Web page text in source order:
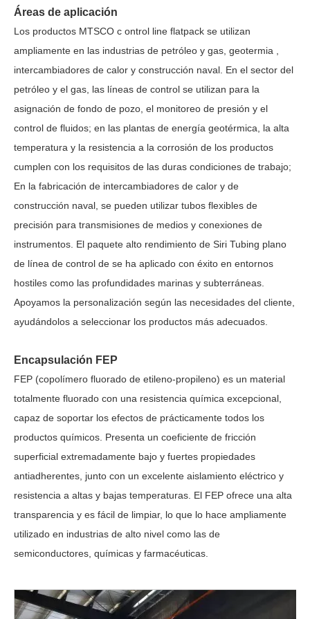
Áreas de aplicación
Los productos MTSCO c ontrol line flatpack se utilizan
ampliamente en las industrias de petróleo y gas, geotermia
intercambiadores de calor y construcción naval. En el sector del
petróleo y el gas, las líneas de control se utilizan para la
asignación de fondo de pozo, el monitoreo de presión y el
control de fluidos; en las plantas de energía geotérmica, la alta
temperatura y la resistencia a la corrosión de los productos
cumplen con los requisitos de las duras condiciones de trabajo;
En la fabricación de intercambiadores de calor y de
construcción naval, se pueden utilizar tubos flexibles de
precisión para transmisiones de medios y conexiones de
instrumentos. El paquete alto rendimiento de Siri Tubing plano
de línea de control de se ha aplicado con éxito en entornos
hostiles como las profundidades marinas y subterráneas.
Apoyamos la personalización según las necesidades del cliente,
ayudándolos a seleccionar los productos más adecuados.
Encapsulación FEP
FEP (copolímero fluorado de etileno-propileno) es un material
totalmente fluorado con una resistencia química excepcional,
capaz de soportar los efectos de prácticamente todos los
productos químicos. Presenta un coeficiente de fricción
superficial extremadamente bajo y fuertes propiedades
antiadherentes, junto con un excelente aislamiento eléctrico y
resistencia a altas y bajas temperaturas. El FEP ofrece una alta
transparencia y es fácil de limpiar, lo que lo hace ampliamente
utilizado en industrias de alto nivel como las de
semiconductores, químicas y farmacéuticas.